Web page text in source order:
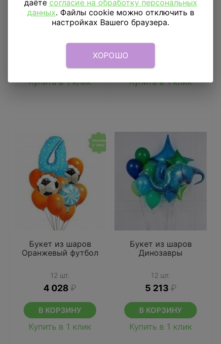
Жених и невеста
12 738₽
В КОРЗИНУ
Купить в 1 клик
днем рождения, Кекс
5 205
В КОРЗИНУ
Купить в 1 клик
Букет из шаров
Оранжевый футбол
12 шт.
4 028 ₽
В КОРЗИНУ
Купить в 1 клик
Букет из шаров
Динозавры
12 шт.
5 213 ₽
В КОРЗИНУ
Купить в 1 клик
даёте согласие на обработку персональных
данных. Файлы cookie можно отключить в
настройках Вашего браузера.
ХОРОШО